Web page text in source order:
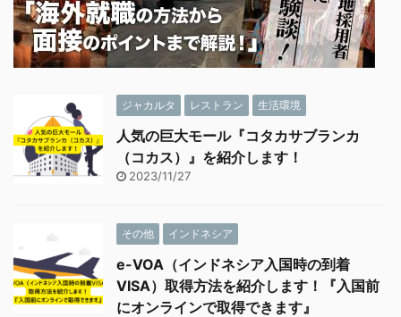
ジャカルタ レストラン 生活環境
人気の巨大モール『コタカサブランカ
（コカス）』を紹介します！
2023/11/27
その他 インドネシア
e-VOA（インドネシア入国時の到着
VISA）取得方法を紹介します！『入国前
にオンラインで取得できます』